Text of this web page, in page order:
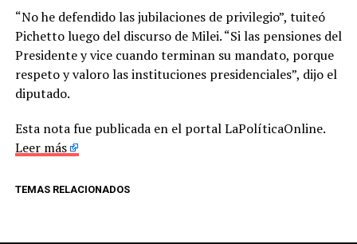
“No he defendido las jubilaciones de privilegio”, tuiteó
Pichetto luego del discurso de Milei. “Si las pensiones del
Presidente y vice cuando terminan su mandato, porque
respeto y valoro las instituciones presidenciales”, dijo el
diputado.
Esta nota fue publicada en el portal LaPolíticaOnline.
Leer más
TEMAS RELACIONADOS